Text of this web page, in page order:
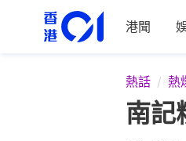
港聞
熱話 熱
南記